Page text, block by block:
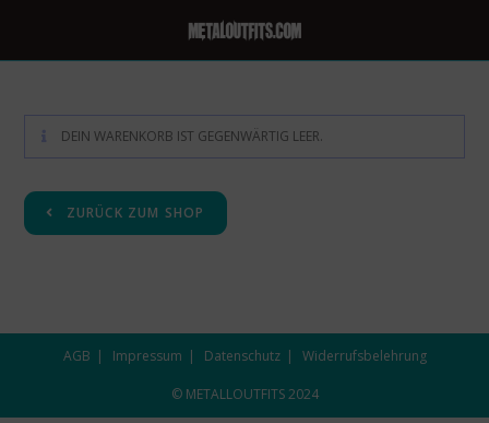
DEIN WARENKORB IST GEGENWÄRTIG LEER.
ZURÜCK ZUM SHOP
AGB Impressum Datenschutz Widerrufsbelehrung
© METALLOUTFITS 2024